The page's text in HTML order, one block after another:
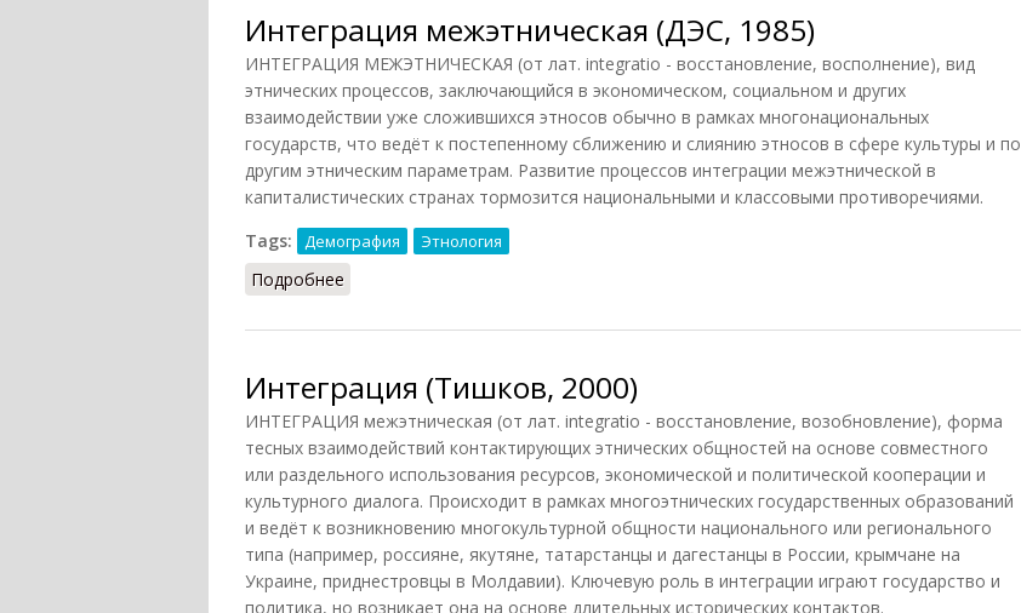
Интеграция межэтническая (ДЭС, 1985)
ИНТЕГРАЦИЯ МЕЖЭТНИЧЕСКАЯ (от лат. integratio - восстановление, восполнение), вид
этнических процессов, заключающийся в экономическом, социальном и других
взаимодействии уже сложившихся этносов обычно в рамках многонациональных
государств, что ведёт к постепенному сближению и слиянию этносов в сфере культуры и по
другим этническим параметрам. Развитие процессов интеграции межэтнической в
капиталистических странах тормозится национальными и классовыми противоречиями.
Tags:
Демография Этнология
Подробнее
Интеграция (Тишков, 2000)
ИНТЕГРАЦИЯ межэтническая (от лат. integratio - восстановление, возобновление), форма
тесных взаимодействий контактирующих этнических общностей на основе совместного
или раздельного использования ресурсов, экономической и политической кооперации и
культурного диалога. Происходит в рамках многоэтнических государственных образований
и ведёт к возникновению многокультурной общности национального или регионального
типа (например, россияне, якутяне, татарстанцы и дагестанцы в России, крымчане на
Украине, приднестровцы в Молдавии). Ключевую роль в интеграции играют государство и
политика, но возникает она на основе длительных исторических контактов.